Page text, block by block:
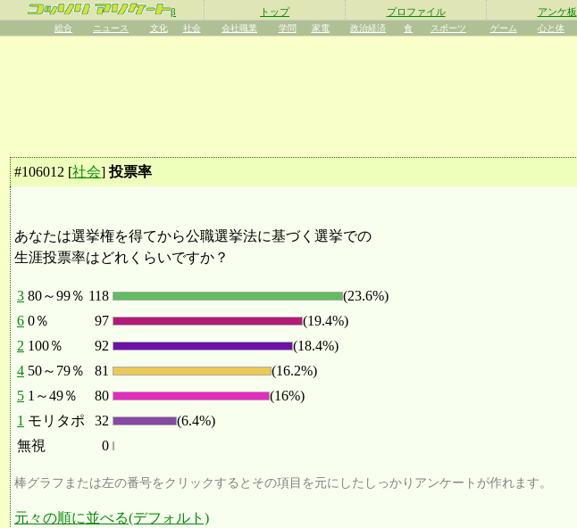
β トップ プロファイル アンケ板
総合 ニュース 文化 社会 会社職業 学問 家電 政治経済 食 スポーツ ゲーム 心と体
#106012 [社会]投票率
あなたは選挙権を得てから公職選挙法に基づく選挙での
生涯投票率はどれくらいですか？
3 80～99％ 118
(23.6%)
6 0％ 97
(19.4%)
2 100％ 92
(18.4%)
4 50～79％ 81
(16.2%)
5 1～49％ 80
(16%)
1 モリタポ 32
(6.4%)
無視
0
棒グラフまたは左の番号をクリックするとその項目を元にしたしっかりアンケートが作れます。
元々の順に並べる(デフォルト)